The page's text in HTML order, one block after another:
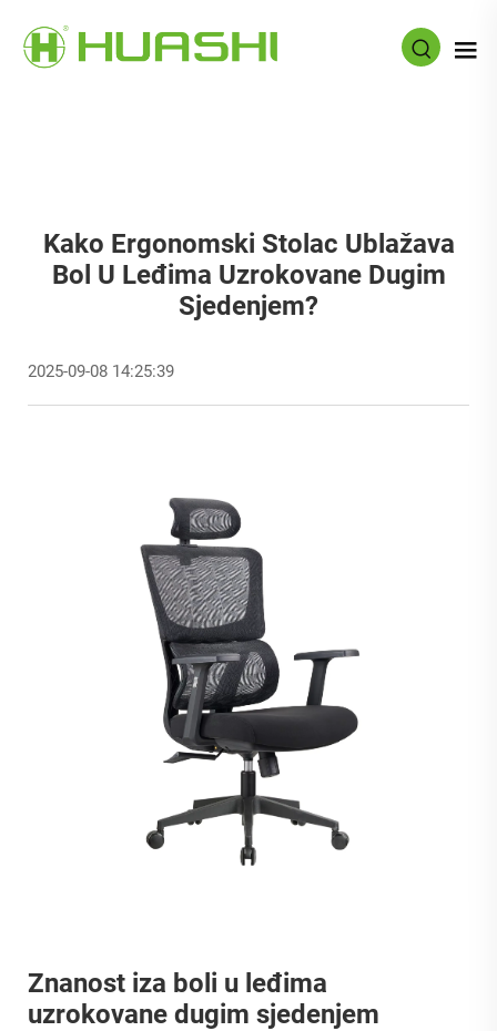
Kako Ergonomski Stolac Ublažava
Bol U Leđima Uzrokovane Dugim
Sjedenjem?
2025-09-08 14:25:39
Znanost iza boli u leđima
uzrokovane dugim sjedenjem